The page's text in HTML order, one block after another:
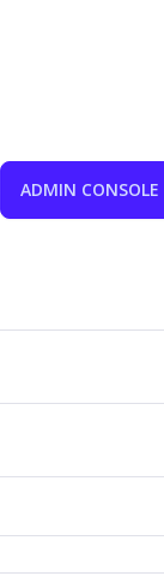
ADMIN CONSOLE